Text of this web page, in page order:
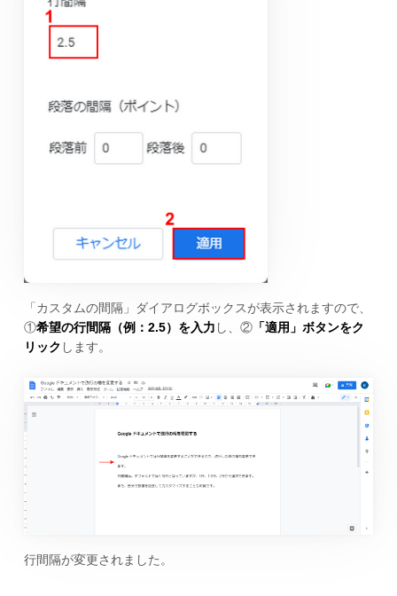
「カスタムの間隔」ダイアログボックスが表示されますので、
①希望の行間隔（例：2.5）を入力 し、②「適用」ボタンをク
リック します。
行間隔が変更されました。